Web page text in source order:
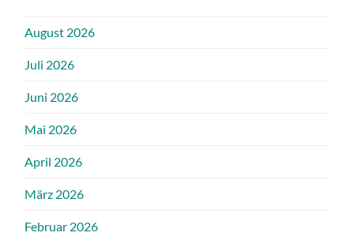
August 2026
Juli 2026
Juni 2026
Mai 2026
April 2026
März 2026
Februar 2026